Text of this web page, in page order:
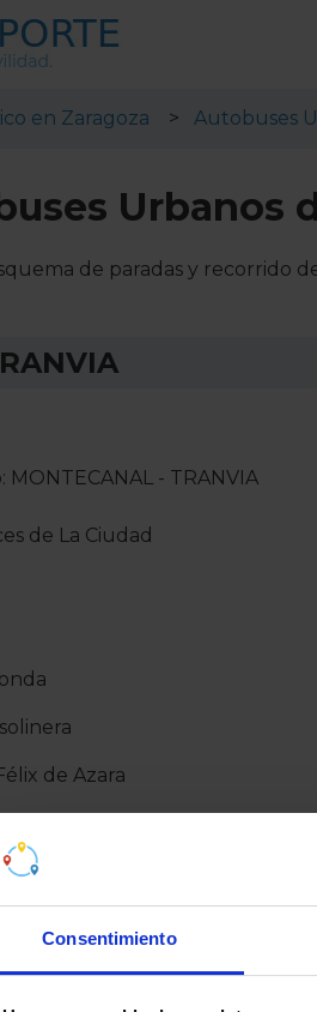
Consentimiento
en Zaragoza Autobuses
Urbanos
de paradas y recorrido
- TRANVIA
de La Ciudad
de Azara
Comercial
Ibón